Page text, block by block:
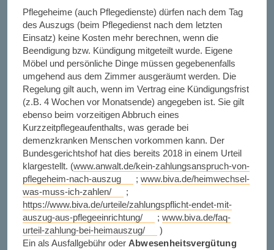
Pflegeheime (auch Pflegedienste) dürfen nach dem Tag
des Auszugs (beim Pflegedienst nach dem letzten
Einsatz) keine Kosten mehr berechnen, wenn die
Beendigung bzw. Kündigung mitgeteilt wurde. Eigene
Möbel und persönliche Dinge müssen gegebenenfalls
umgehend aus dem Zimmer ausgeräumt werden. Die
Regelung gilt auch, wenn im Vertrag eine Kündigungsfrist
(z.B. 4 Wochen vor Monatsende) angegeben ist. Sie gilt
ebenso beim vorzeitigen Abbruch eines
Kurzzeitpflegeaufenthalts, was gerade bei
demenzkranken Menschen vorkommen kann. Der
Bundesgerichtshof hat dies bereits 2018 in einem Urteil
klargestellt. (www.anwalt.de/kein-zahlungsanspruch-von-
pflegeheim-nach-auszug
; www.biva.de/heimwechsel-
was-muss-ich-zahlen/
;
https://www.biva.de/urteile/zahlungspflicht-endet-mit-
auszug-aus-pflegeeinrichtung/
; www.biva.de/faq-
urteil-zahlung-bei-heimauszug/
)
Ein als Ausfallgebühr oder Abwesenheitsvergütung